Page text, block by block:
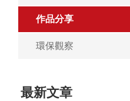
作品分享
環保觀察
最新文章